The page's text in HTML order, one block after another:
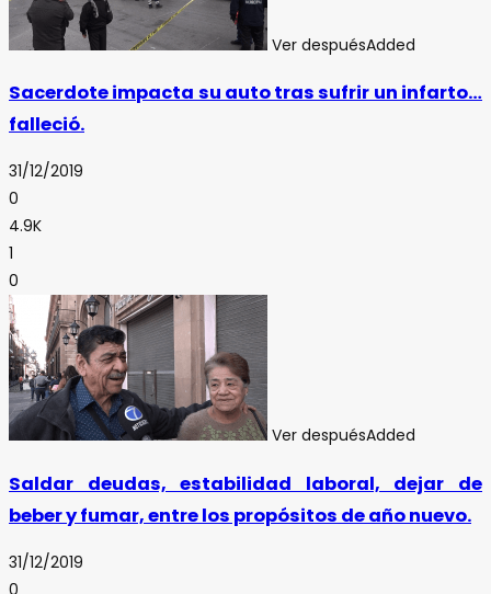
Ver despuésAdded
Sacerdote impacta su auto tras sufrir un infarto…
falleció.
31/12/2019
0
4.9K
1
0
Ver despuésAdded
Saldar deudas, estabilidad laboral, dejar de
beber y fumar, entre los propósitos de año nuevo.
31/12/2019
0